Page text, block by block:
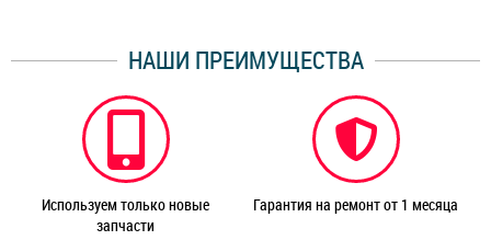
НАШИ ПРЕИМУЩЕСТВА
Используем только новые
запчасти
Гарантия на ремонт от 1 месяца